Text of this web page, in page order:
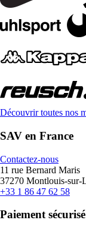
Découvrir toutes nos
SAV en France
Contactez-nous
11 rue Bernard Maris
37270 Montlouis-sur-
+33 1 86 47 62 58
Paiement sécurisé